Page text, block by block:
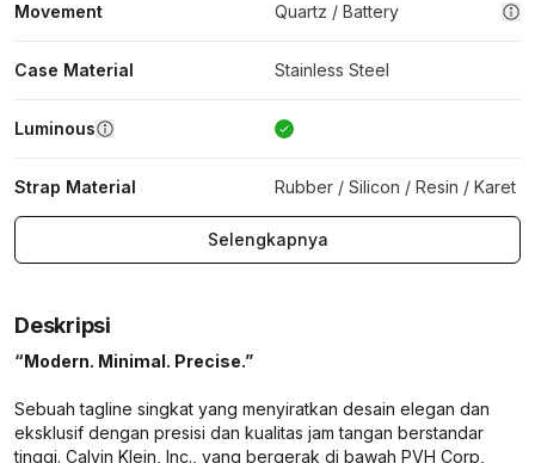
Movement Quartz / Battery
Case Material Stainless Steel
Luminous
Strap Material Rubber / Silicon / Resin / Karet
Selengkapnya
Deskripsi
“Modern. Minimal. Precise.”
Sebuah tagline singkat yang menyiratkan desain elegan dan
eksklusif dengan presisi dan kualitas jam tangan berstandar
tinggi. Calvin Klein, Inc., yang bergerak di bawah PVH Corp,